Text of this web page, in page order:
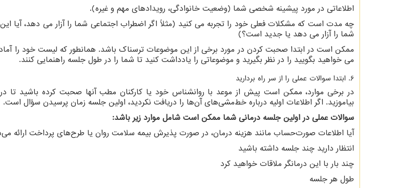
اطلاعاتی در مورد پیشینه شخصی شما (وضعیت خانوادگی، رویدادهای مهم و غیره).
چه مدت است که مشکلات فعلی خود را تجربه می کنید (مثلاً اگر اضطراب اجتماعی شما را آزار می دهد، آیا
شما را آزار می دهد یا جدید است؟)
ممکن است در ابتدا صحبت کردن در مورد برخی از این موضوعات ترسناک باشد. همانطور که لیست خود را
می خواهید بگویید را در نظر بگیرید و موضوعاتی را یادداشت کنید تا شما را در طول جلسه راهنمایی کنند.
6. ابتدا سوالات عملی را از سر راه بردارید
در برخی موارد، ممکن است پیش از موعد با روانشناس خود یا کارکنان مطب آنها صحبت کرده باشید تا در
بیاموزید. اگر اطلاعات اولیه درباره خط‌مشی‌های آن‌ها را دریافت نکردید، اولین جلسه زمان پرسیدن سؤال است.
سوالات عملی در اولین جلسه درمانی شما ممکن است شامل موارد زیر باشد:
آیا اطلاعات صورت‌حساب مانند هزینه درمان، در صورت پذیرش بیمه سلامت روان یا طرح‌های پرداخت ارائه
انتظار دارید چند جلسه داشته باشید
چند بار با این درمانگر ملاقات خواهید کرد
طول هر جلسه